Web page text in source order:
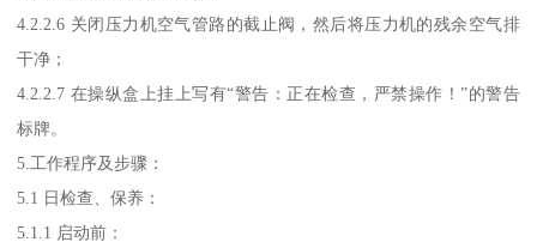
4.2.2.6 关闭压力机空气管路的截止阀，然后将压力机的残余空气排
干净；
4.2.2.7 在操纵盒上挂上写有“警告：正在检查，严禁操作！”的警告
标牌。
5.工作程序及步骤：
5.1 日检查、保养：
5.1.1 启动前：